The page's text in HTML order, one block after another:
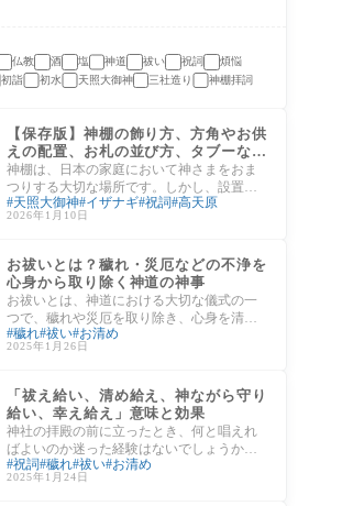
仏教 酒 塩 神道 祓い 祝詞
煩悩
初詣 初水 天照大御神 三社造り
神棚拝詞
【保存版】神棚の飾り方、方角やお供
えの配置、お札の並び方、タブーなど
を紹介
神棚は、日本の家庭において神さまをおま
つりする大切な場所です。しかし、設置す
る方角やお供えの仕方、お札の並び順につ
いては
天照大御神 イザナギ 祝詞 高天原
2026年1月10日
お祓いとは？穢れ・災厄などの不浄を
心身から取り除く神道の神事
お祓いとは、神道における大切な儀式の一
つで、穢れや災厄を取り除き、心身を清め
るために行われます。日本では、厄年や人
生の節
穢れ 祓い お清め
2025年1月26日
「祓え給い、清め給え、神ながら守り
給い、幸え給え」意味と効果
神社の拝殿の前に立ったとき、何と唱えれ
ばよいのか迷った経験はないでしょうか。
仏教であれば「南無阿弥陀仏」という決ま
った唱
祝詞 穢れ 祓い お清め
2025年1月24日